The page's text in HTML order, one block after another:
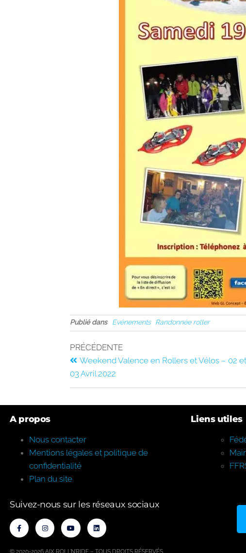
Publié dans Evénements Randonnée roller
PRÉCÉDENTE
Weekend Valence en Rollers et Vélos – 02
03 Avril 2022
A propos
Nous contacter
Mentions légales et politique de
confidentialité
Plan du site
Suivez-nous sur les réseaux sociaux
Liens utiles
© 2020-2026 AIX ROLL’N’RIDE – TOUS DROITS RÉSERVÉS